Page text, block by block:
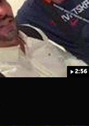
2:56